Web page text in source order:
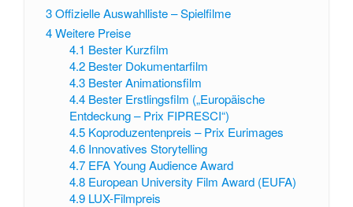
3Offizielle Auswahlliste – Spielfilme
4Weitere Preise
4.1 Bester Kurzfilm
4.2 Bester Dokumentarfilm
4.3 Bester Animationsfilm
4.4 Bester Erstlingsfilm („Europäische
Entdeckung – Prix FIPRESCI“)
4.5 Koproduzentenpreis – Prix Eurimages
4.6 Innovatives Storytelling
4.7 EFA Young Audience Award
4.8 European University Film Award (EUFA)
4.9 LUX-Filmpreis